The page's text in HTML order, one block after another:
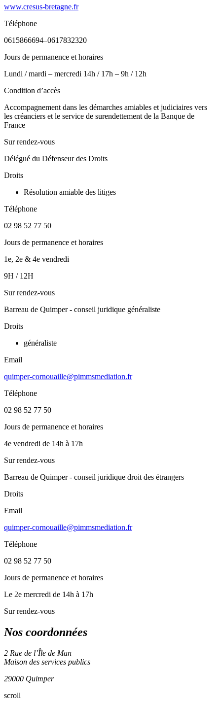
www.cresus-bretagne.fr
Téléphone
0615866694–0617832320
Jours de permanence et horaires
Lundi / mardi – mercredi 14h / 17h – 9h / 12h
Condition d’accès
Accompagnement dans les démarches amiables et judiciaires vers
les créanciers et le service de surendettement de la Banque de
France
Sur rendez-vous
Délégué du Défenseur des Droits
Droits
Résolution amiable des litiges
Téléphone
02 98 52 77 50
Jours de permanence et horaires
1e, 2e & 4e vendredi
9H / 12H
Sur rendez-vous
Barreau de Quimper - conseil juridique généraliste
Droits
généraliste
Email
quimper-cornouaille@pimmsmediation.fr
Téléphone
02 98 52 77 50
Jours de permanence et horaires
4e vendredi de 14h à 17h
Sur rendez-vous
Barreau de Quimper - conseil juridique droit des étrangers
Droits
Email
quimper-cornouaille@pimmsmediation.fr
Téléphone
02 98 52 77 50
Jours de permanence et horaires
Le 2e mercredi de 14h à 17h
Sur rendez-vous
Nos coordonnées
2 Rue de l’Île de Man
Maison des services publics
29000 Quimper
scroll